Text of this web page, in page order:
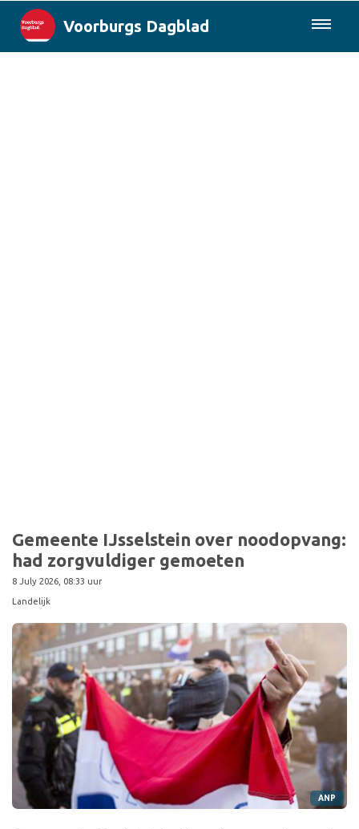
Voorburgs Dagblad
Gemeente IJsselstein over noodopvang:
had zorgvuldiger gemoeten
8 July 2026, 08:33 uur
Landelijk
ANP